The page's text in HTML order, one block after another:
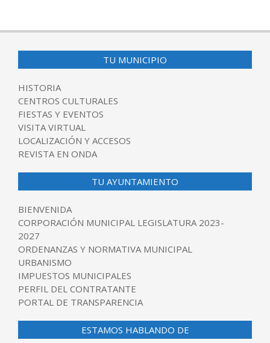
TU MUNICIPIO
HISTORIA
CENTROS CULTURALES
FIESTAS Y EVENTOS
VISITA VIRTUAL
LOCALIZACIÓN Y ACCESOS
REVISTA EN ONDA
TU AYUNTAMIENTO
BIENVENIDA
CORPORACIÓN MUNICIPAL LEGISLATURA 2023-
2027
ORDENANZAS Y NORMATIVA MUNICIPAL
URBANISMO
IMPUESTOS MUNICIPALES
PERFIL DEL CONTRATANTE
PORTAL DE TRANSPARENCIA
ESTAMOS HABLANDO DE